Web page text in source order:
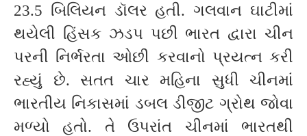
23.5 બિલિયન ડૉલર હતી. ગલવાન ઘાટીમાં
થયેલી હિંસક ઝડપ પછી ભારત દ્વારા ચીન
પરની નિર્ભરતા ઓછી કરવાનો પ્રયત્ન કરી
રહ્યું છે. સતત ચાર મહિના સુધી ચીનમાં
ભારતીય નિકાસમાં ડબલ ડીજીટ ગ્રોથ જોવા
મળ્યો હતો. તે ઉપરાંત ચીનમાં ભારતથી